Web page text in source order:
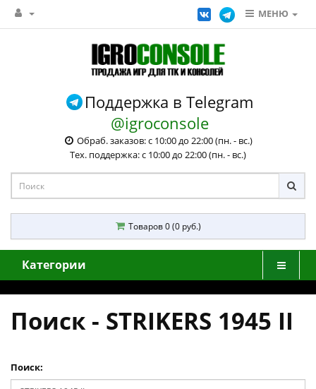
МЕНЮ
Поддержка в Telegram
@igroconsole
Обраб. заказов: с 10:00 до 22:00 (пн. - вс.)
Тех. поддержка: с 10:00 до 22:00 (пн. - вс.)
Товаров 0 (0 руб.)
Категории
Поиск - STRIKERS 1945 II
Поиск: